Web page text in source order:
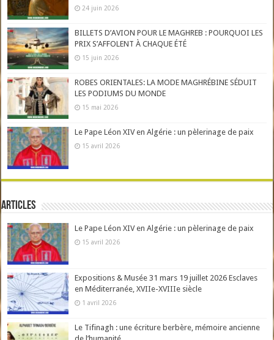
24 juin 2026
BILLETS D’AVION POUR LE MAGHREB : POURQUOI LES
PRIX S’AFFOLENT À CHAQUE ÉTÉ
15 juin 2026
ROBES ORIENTALES: LA MODE MAGHRÉBINE SÉDUIT
LES PODIUMS DU MONDE
15 mai 2026
Le Pape Léon XIV en Algérie : un pèlerinage de paix
15 avril 2026
Articles
Le Pape Léon XIV en Algérie : un pèlerinage de paix
15 avril 2026
Expositions & Musée 31 mars 19 juillet 2026 Esclaves
en Méditerranée, XVIIe-XVIIIe siècle
1 avril 2026
Le Tifinagh : une écriture berbère, mémoire ancienne